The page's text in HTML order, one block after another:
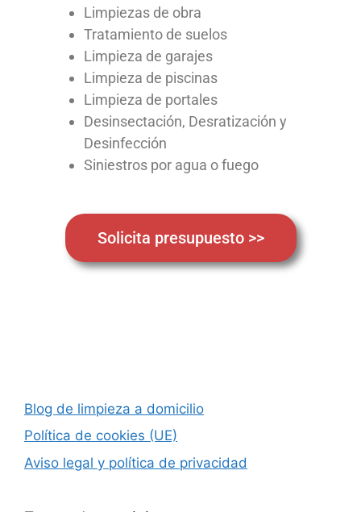
Limpiezas de obra
Tratamiento de suelos
Limpieza de garajes
Limpieza de piscinas
Limpieza de portales
Desinsectación, Desratización y
Desinfección
Siniestros por agua o fuego
Solicita presupuesto >>
Blog de limpieza a domicilio
Política de cookies (UE)
Aviso legal y política de privacidad